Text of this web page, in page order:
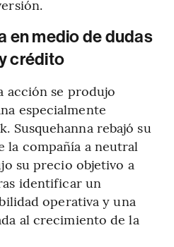
en medio de dudas
crédito
acción se produjo
especialmente
Susquehanna rebajó su
la compañía a neutral
su precio objetivo a
identificar un
operativa y una
al crecimiento de la